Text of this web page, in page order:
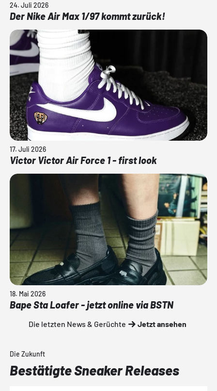
24. Juli 2026
Der Nike Air Max 1/97 kommt zurück!
17. Juli 2026
Victor Victor Air Force 1 - first look
18. Mai 2026
Bape Sta Loafer - jetzt online via BSTN
Die letzten News & Gerüchte Jetzt ansehen
Die Zukunft
Bestätigte Sneaker Releases